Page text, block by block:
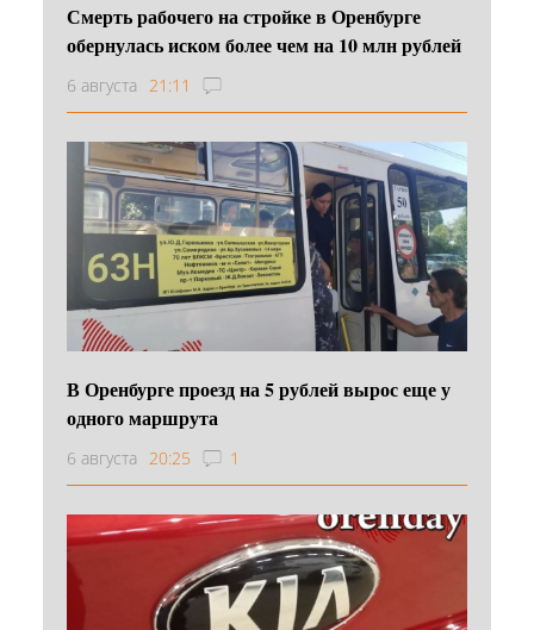
Смерть рабочего на стройке в Оренбурге
обернулась иском более чем на 10 млн рублей
6 августа 21:11
В Оренбурге проезд на 5 рублей вырос еще у
одного маршрута
6 августа 20:25 1